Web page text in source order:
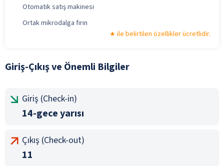
Otomatik satış makinesi
Ortak mikrodalga fırın
ile belirtilen özellikler ücretlidir.
Giriş-Çıkış ve Önemli Bilgiler
Giriş (Check-in)
14-gece yarısı
Çıkış (Check-out)
11